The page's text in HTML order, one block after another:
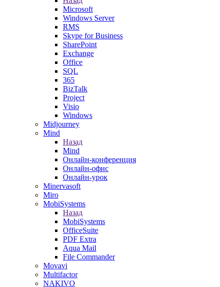
Microsoft
Windows Server
RMS
Skype for Business
SharePoint
Exchange
Office
SQL
365
BizTalk
Project
Visio
Windows
Midjourney
Mind
Назад
Mind
Онлайн-конференция
Онлайн-офис
Онлайн-урок
Minervasoft
Miro
MobiSystems
Назад
MobiSystems
OfficeSuite
PDF Extra
Aqua Mail
File Commander
Movavi
Multifactor
NAKIVO